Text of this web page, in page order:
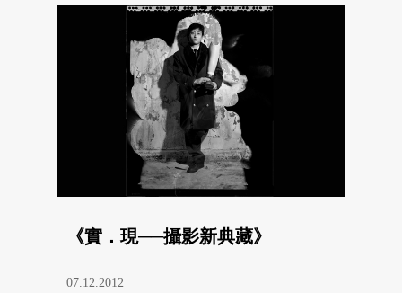
《實．現──攝影新典藏》
07.12.2012